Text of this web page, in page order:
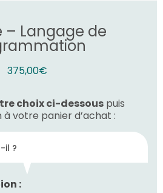
– Langage de
375,00€
choix ci-dessous puis
votre panier d’achat :
il ?
: